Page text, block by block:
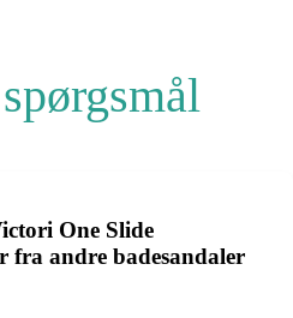
One Slide
fra andre badesandaler